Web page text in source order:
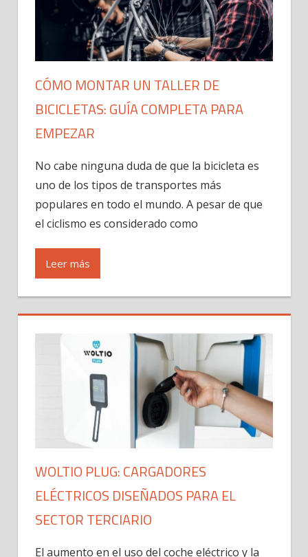
CÓMO MONTAR UN TALLER DE
BICICLETAS: GUÍA COMPLETA PARA
EMPEZAR​
No cabe ninguna duda de que la bicicleta es
uno de los tipos de transportes más
populares en todo el mundo. A pesar de que
el ciclismo es considerado como
Leer más
WOLTIO PLUG: CARGADORES
ELÉCTRICOS DISEÑADOS PARA EL
SECTOR TERCIARIO
El aumento en el uso del coche eléctrico y la